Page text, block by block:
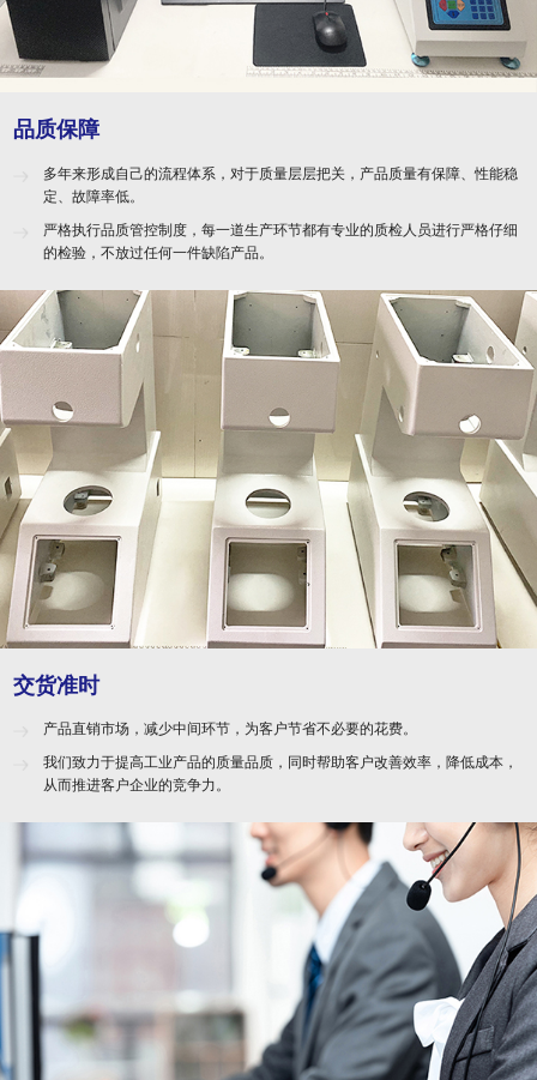
品质保障
多年来形成自己的流程体系，对于质量层层把关，产品质量有保障、性能稳
定、故障率低。
严格执行品质管控制度，每一道生产环节都有专业的质检人员进行严格仔细
的检验，不放过任何一件缺陷产品。
交货准时
产品直销市场，减少中间环节，为客户节省不必要的花费。
我们致力于提高工业产品的质量品质，同时帮助客户改善效率，降低成本，
从而推进客户企业的竞争力。